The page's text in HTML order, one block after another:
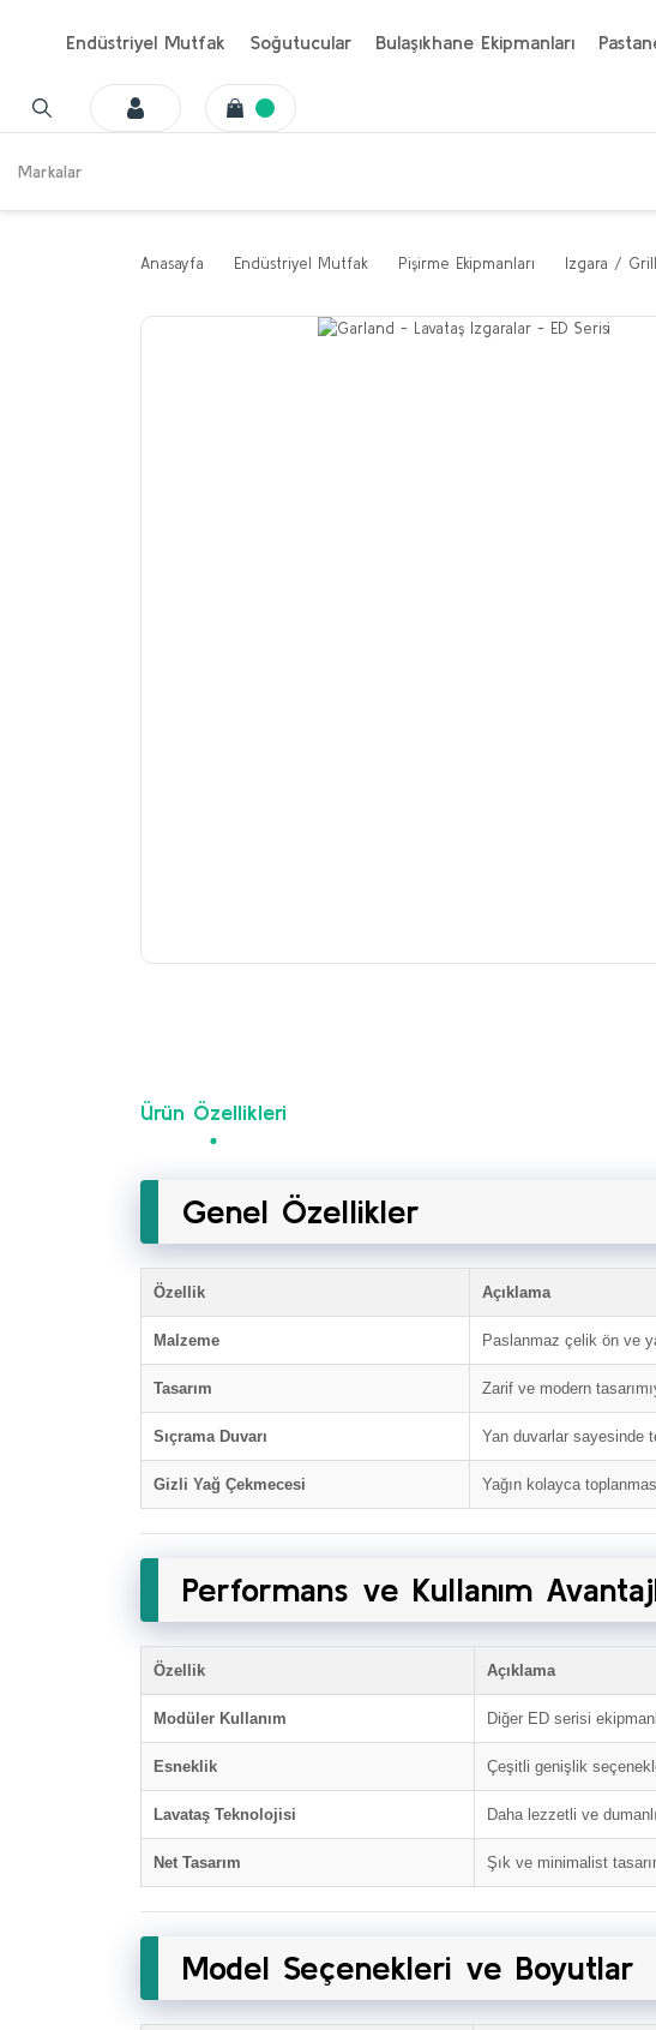
Endüstriyel Mutfak Soğutucular Bulaşıkhane Ekipmanları
Markalar
Anasayfa Endüstriyel Mutfak Pişirme Ekipmanları Izgara / Grill
Ürün Özellikleri
Genel Özellikler
Özellik Açıklama
Malzeme Paslanmaz çelik ön ve
Tasarım Zarif ve modern
Sıçrama Duvarı Yan duvarlar sayesinde
Gizli Yağ Çekmecesi Yağın kolayca
Performans ve Kullanım
Özellik Açıklama
Modüler Kullanım Diğer ED serisi
Esneklik Çeşitli genişlik
Lavataş Teknolojisi Daha lezzetli ve
Net Tasarım Şık ve minimalist
Model Seçenekleri ve Boyutlar